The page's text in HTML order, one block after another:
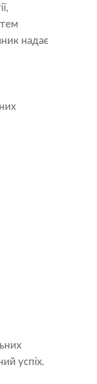
надає
успіх.